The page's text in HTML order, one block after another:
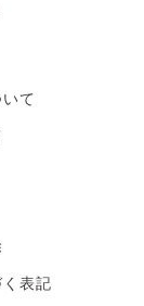
て
表記